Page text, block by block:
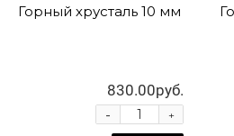
Горный хрусталь 10 мм
830.00руб.
+
-